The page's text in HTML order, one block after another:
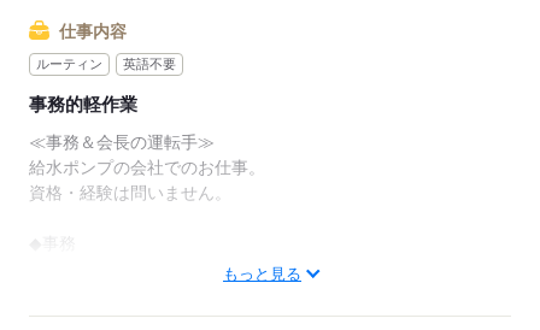
仕事内容
ルーティン 英語不要
事務的軽作業
≪事務＆会長の運転手≫
給水ポンプの会社でのお仕事。
資格・経験は問いません。
電話対応は他の事務員が休憩の間のみ、
もっと見る